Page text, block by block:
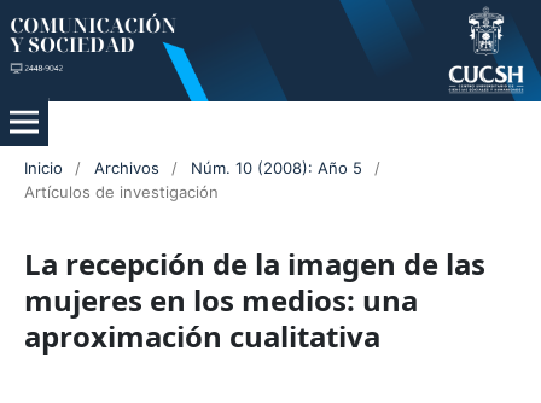
Inicio / Archivos / Núm. 10 (2008): Año 5
/
Artículos de investigación
La recepción de la imagen de las
mujeres en los medios: una
aproximación cualitativa